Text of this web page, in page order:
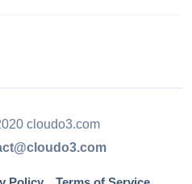
cloudo3.com